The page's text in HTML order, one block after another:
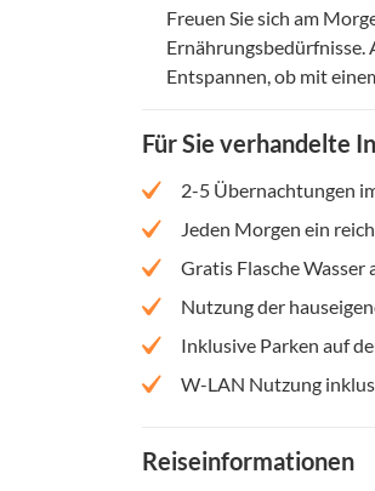
Freuen Sie sich am
Ernährungsbedürfnisse.
Entspannen, ob mit
Für Sie verhandelte
2-5 Übernachtungen
Jeden Morgen ein
Gratis Flasche Wasser
Nutzung der
Inklusive Parken auf
W-LAN Nutzung
Reiseinformationen